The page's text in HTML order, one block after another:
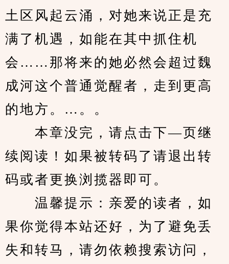
土区风起云涌，对她来说正是充
满了机遇，如能在其中抓住机
会……那将来的她必然会超过魏
成河这个普通觉醒者，走到更高
的地方。…。。
本章没完，请点击下—页继
续阅读！如果被转码了请退出转
码或者更换浏揽器即可。
温馨提示：亲爱的读者，如
果你觉得本站还好，为了避免丢
失和转马，请勿依赖搜索访问，